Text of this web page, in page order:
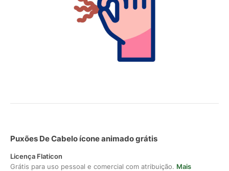
Puxões De Cabelo ícone animado grátis
Licença Flaticon
Grátis para uso pessoal e comercial com atribuição. Mais